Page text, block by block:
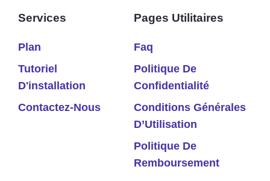
Services
Plan
Tutoriel
D'installation
Contactez-Nous
Pages Utilitaires
Faq
Politique De
Confidentialité
Conditions Générales
D’Utilisation
Politique De
Remboursement